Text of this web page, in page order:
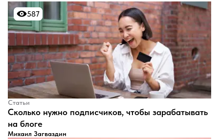
587
587
Статьи
​Сколько нужно подписчиков, чтобы зарабатывать
на блоге
Михаил Загваздин